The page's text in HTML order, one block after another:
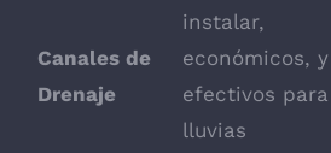
Canales de
Drenaje
instalar,
económicos, y
efectivos para
lluvias